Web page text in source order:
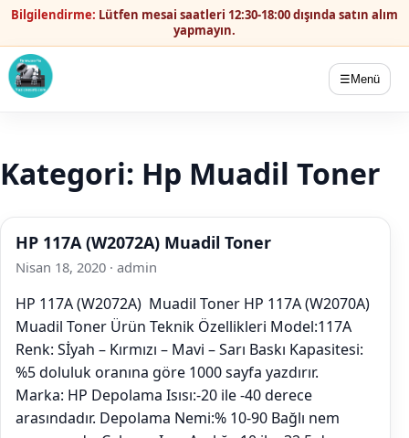
Bilgilendirme: Lütfen mesai saatleri 12:30-18:00 dışında satın alım
yapmayın.
☰ Menü
Kategori: Hp Muadil Toner
HP 117A (W2072A) Muadil Toner
Nisan 18, 2020 · admin
HP 117A (W2072A) Muadil Toner HP 117A (W2070A)
Muadil Toner Ürün Teknik Özellikleri Model:117A
Renk: Sİyah – Kırmızı – Mavi – Sarı Baskı Kapasitesi:
%5 doluluk oranına göre 1000 sayfa yazdırır.
Marka: HP Depolama Isısı:-20 ile -40 derece
arasındadır. Depolama Nemi:% 10-90 Bağlı nem